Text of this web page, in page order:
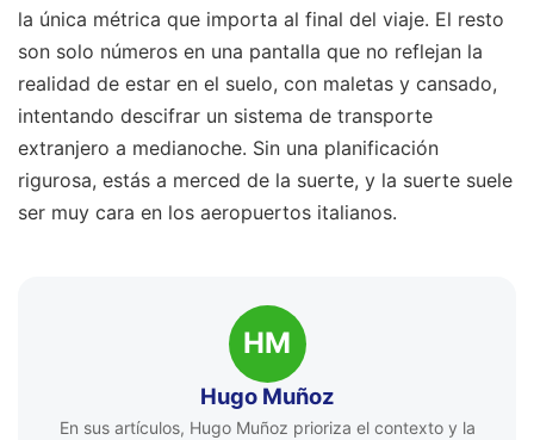
la única métrica que importa al final del viaje. El resto
son solo números en una pantalla que no reflejan la
realidad de estar en el suelo, con maletas y cansado,
intentando descifrar un sistema de transporte
extranjero a medianoche. Sin una planificación
rigurosa, estás a merced de la suerte, y la suerte suele
ser muy cara en los aeropuertos italianos.
HM
Hugo Muñoz
En sus artículos, Hugo Muñoz prioriza el contexto y la